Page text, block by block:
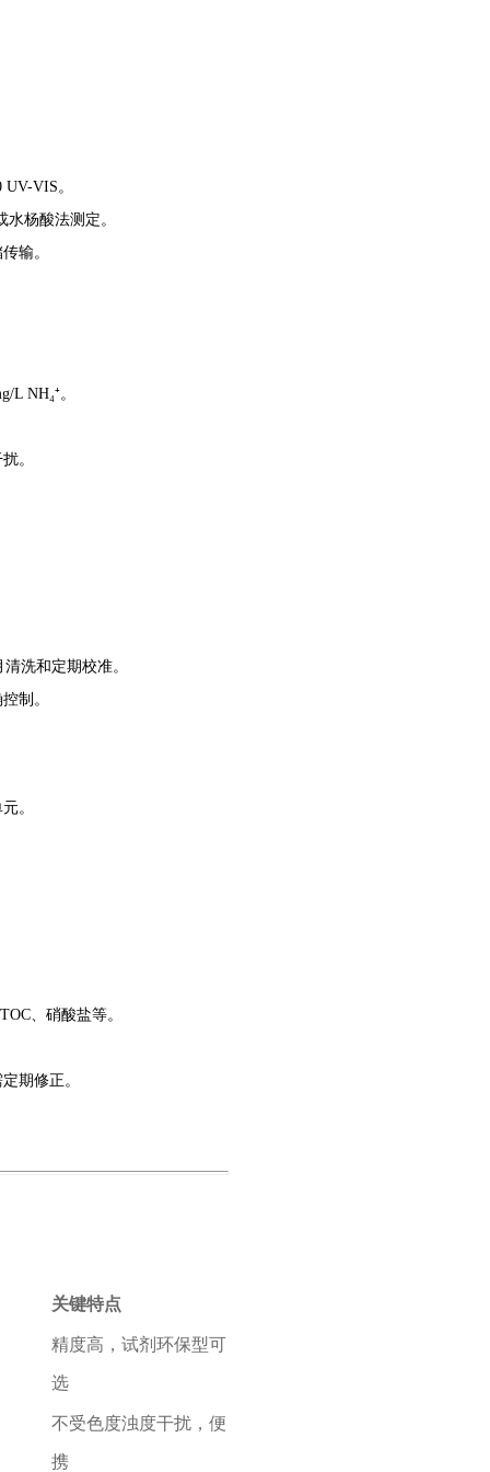
UV-VIS。
杨酸法测定。
输。
NH₄⁺。
。
洗和定期校准。
制。
。
、硝酸盐等。
期修正。
关键特点
精度高，试剂环保型可
选
不受色度浊度干扰，便
携